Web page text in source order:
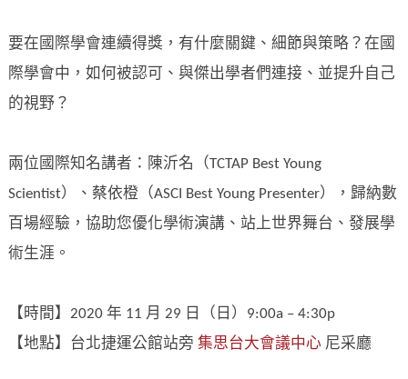
要在國際學會連續得獎，有什麼關鍵、細節與策略？在國
際學會中，如何被認可、與傑出學者們連接、並提升自己
的視野？
兩位國際知名講者：陳沂名（TCTAP Best Young
Scientist）、蔡依橙（ASCI Best Young Presenter），歸納數
百場經驗，協助您優化學術演講、站上世界舞台、發展學
術生涯。
【時間】2020 年 11 月 29 日（日）9:00a – 4:30p
【地點】台北捷運公館站旁 集思台大會議中心 尼采廳